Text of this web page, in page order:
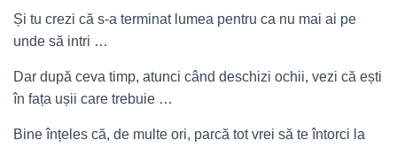
Și tu crezi că s-a terminat lumea pentru ca nu mai ai pe
unde să intri …
Dar după ceva timp, atunci când deschizi ochii, vezi că ești
în fața ușii care trebuie …
Bine înțeles că, de multe ori, parcă tot vrei să te întorci la